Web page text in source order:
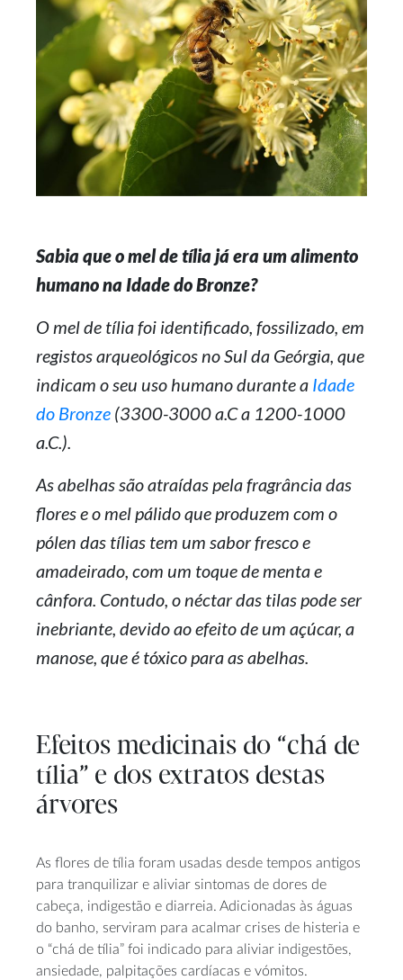
Sabia que o mel de tília já era um alimento
humano na Idade do Bronze?
O mel de tília foi identificado, fossilizado, em
registos arqueológicos no Sul da Geórgia, que
indicam o seu uso humano durante a Idade
do Bronze (3300-3000 a.C a 1200-1000
a.C.).
As abelhas são atraídas pela fragrância das
flores e o mel pálido que produzem com o
pólen das tílias tem um sabor fresco e
amadeirado, com um toque de menta e
cânfora. Contudo, o néctar das tilas pode ser
inebriante, devido ao efeito de um açúcar, a
manose, que é tóxico para as abelhas.
Efeitos medicinais do “chá de
tília” e dos extratos destas
árvores
As flores de tília foram usadas desde tempos antigos
para tranquilizar e aliviar sintomas de dores de
cabeça, indigestão e diarreia. Adicionadas às águas
do banho, serviram para acalmar crises de histeria e
o “chá de tília” foi indicado para aliviar indigestões,
ansiedade, palpitações cardíacas e vómitos.